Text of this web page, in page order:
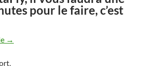
pour le faire, c’est
Montage du MetaFly
→